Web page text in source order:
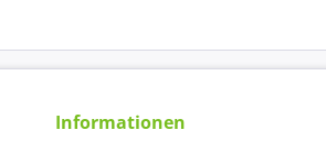
Informationen